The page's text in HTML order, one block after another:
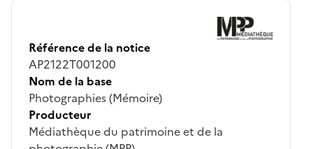
Référence de la notice
AP2122T001200
Nom de la base
Photographies (Mémoire)
Producteur
Médiathèque du patrimoine et de la